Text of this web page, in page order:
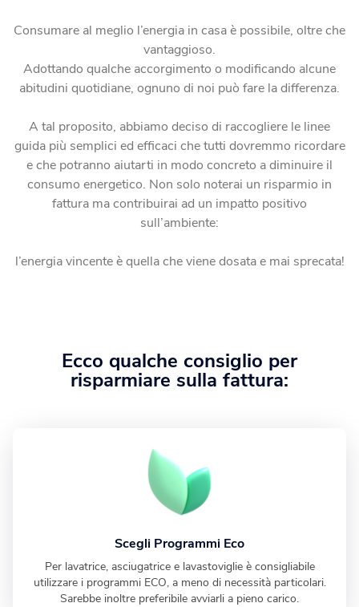
Verifica Copertura
Verifica se la tua casa è coperta dalla fibra
La tua casa diventa energia elettrica pulita.
Climatizzatori
Fotovoltaico da balcone
Produci energia energia elettrica dal tuo balcone.
Calore ed efficienza in un’unica scelta.
Consumare al meglio l’energia in casa è possibile, oltre che
vantaggioso.
Adottando qualche accorgimento o modificando alcune
abitudini quotidiane, ognuno di noi può fare la differenza.
A tal proposito, abbiamo deciso di raccogliere le linee
guida più semplici ed efficaci che tutti dovremmo ricordare
e che potranno aiutarti in modo concreto a diminuire il
consumo energetico. Non solo noterai un risparmio in
fattura ma contribuirai ad un impatto positivo
sull’ambiente:
l’energia vincente è quella che viene dosata e mai sprecata!
Ecco qualche consiglio per
risparmiare sulla fattura:
Scegli Programmi Eco
Per lavatrice, asciugatrice e lavastoviglie è consigliabile
utilizzare i programmi ECO, a meno di necessità particolari.
Sarebbe inoltre preferibile avviarli a pieno carico.